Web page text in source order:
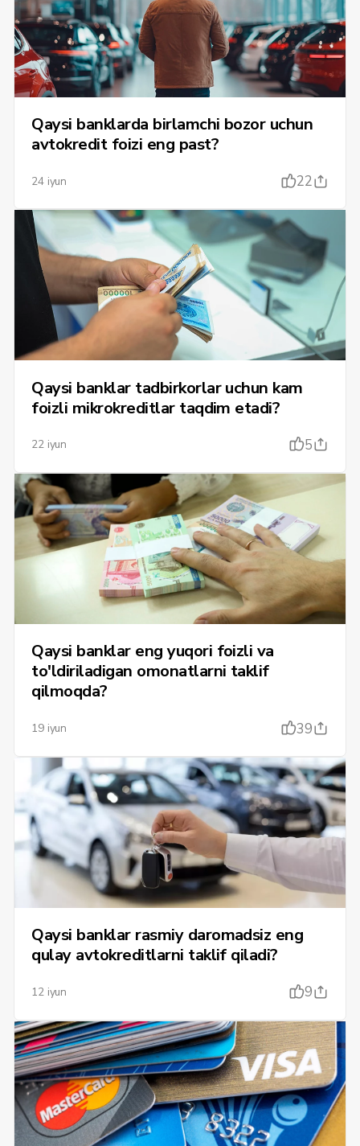
Qaysi banklarda birlamchi bozor uchun
avtokredit foizi eng past?
24 iyun 22
Qaysi banklar tadbirkorlar uchun kam
foizli mikrokreditlar taqdim etadi?
22 iyun 5
Qaysi banklar eng yuqori foizli va
to'ldiriladigan omonatlarni taklif
qilmoqda?
19 iyun 39
Qaysi banklar rasmiy daromadsiz eng
qulay avtokreditlarni taklif qiladi?
12 iyun 9